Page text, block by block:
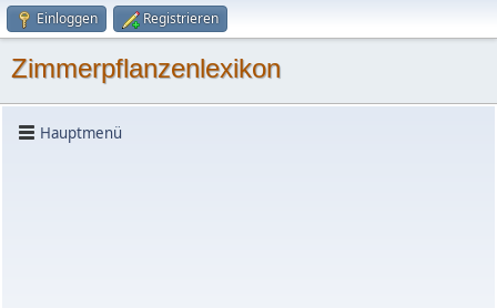
Einloggen Registrieren
Zimmerpflanzenlexikon
Hauptmenü